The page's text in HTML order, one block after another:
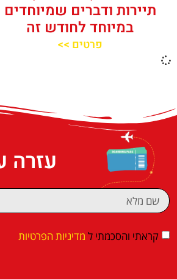
תיירות ודברים שמיוחדים
במיוחד לחודש זה
פרטים >>
עזרה
קראתי והסכמתי ל מדיניות הפרטיות